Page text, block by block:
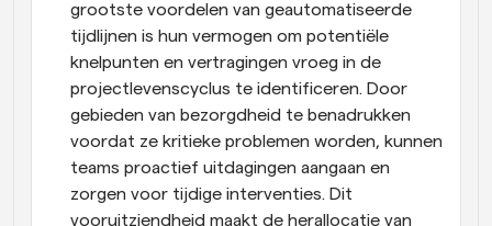
grootste voordelen van geautomatiseerde
tijdlijnen is hun vermogen om potentiële
knelpunten en vertragingen vroeg in de
projectlevenscyclus te identificeren. Door
gebieden van bezorgdheid te benadrukken
voordat ze kritieke problemen worden, kunnen
teams proactief uitdagingen aangaan en
zorgen voor tijdige interventies. Dit
vooruitziendheid maakt de herallocatie van